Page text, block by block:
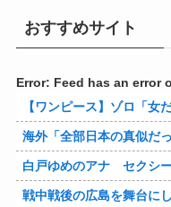
おすすめサイト
Error: Feed has an error
【ワンピース】ゾロ「女だぞ」エネル「
海外「全部日本の真似だったのか…」 日本の
白戸ゆめのアナ セクシーニッ
戦中戦後の広島を舞台にした名作漫画『はだしのゲン